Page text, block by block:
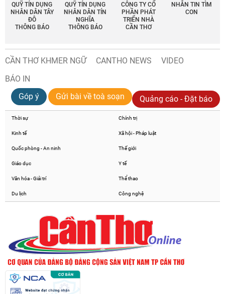
QUỸ TÍN DỤNG
NHÂN DÂN TÂY
ĐÔ
THÔNG BÁO
QUỸ TÍN DỤNG
NHÂN DÂN TÍN
NGHĨA
THÔNG BÁO
CÔNG TY CỔ
PHẦN PHÁT
TRIỂN NHÀ
CẦN THƠ
NHẮN TIN TÌM
CON
CẦN THƠ KHMER NGỮ CANTHO NEWS
VIDEO
BÁO IN
Góp ý
Gửi bài về toà soạn Quảng cáo - Đặt báo
Thời sự Chính trị
Kinh tế Xã hội - Pháp luật
Quốc phòng - An ninh Thế giới
Giáo dục Y tế
Văn hóa - Giải trí Thể thao
Du lịch Công nghệ